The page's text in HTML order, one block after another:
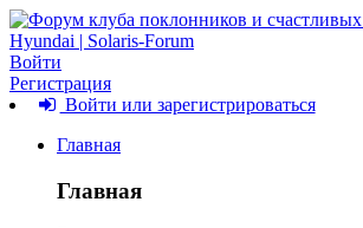
Войти
Регистрация
Войти или зарегистрироваться
Главная
Главная